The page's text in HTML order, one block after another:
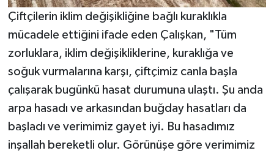
Çiftçilerin iklim değişikliğine bağlı kuraklıkla
mücadele ettiğini ifade eden Çalışkan, "Tüm
zorluklara, iklim değişikliklerine, kuraklığa ve
soğuk vurmalarına karşı, çiftçimiz canla başla
çalışarak bugünkü hasat durumuna ulaştı. Şu anda
arpa hasadı ve arkasından buğday hasatları da
başladı ve verimimiz gayet iyi. Bu hasadımız
inşallah bereketli olur. Görünüşe göre verimimiz